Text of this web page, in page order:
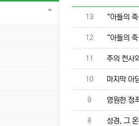
번호
13 “아들의
번호
12 “아들의
번호
11 주의 천사
번호
10 마지막 아
번호
9 영원한 정
번호
8 성경, 그